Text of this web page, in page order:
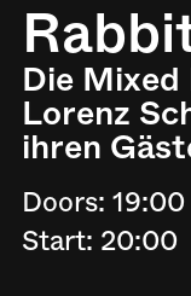
Die
Lorenz
ihren
Doors: 19:00
Start: 20:00